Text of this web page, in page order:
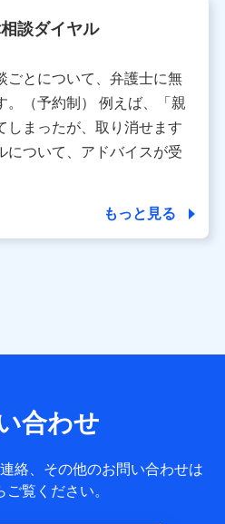
レス、お客さまの識別子、属
スのご利用に関する情報。例
号、性別、年齢、家族構成、住
ト利用履歴などが含まれます。
が提供する各種サービスなどの
情報。例として、当社又は株式
種サービスのご契約状態・ご利
の行動に関する情報、アプリケ
る情報、購入されたサービスや
が提供する保険関連サービスに
まれます。
保険契約者及び被保険者の氏
保険契約者と被保険者の関係、
内容、保険料、保険料のお支払
談ダイヤル
ごとについて、弁護士に無
。（予約制） 例えば、「親
しまったが、取り消せます
について、アドバイスが受
もっと見る
合わせ
絡、その他のお問い合わせは
ご覧ください。